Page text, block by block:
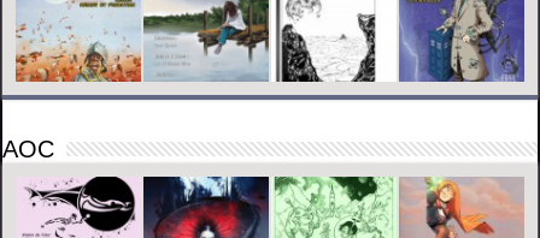
AOC